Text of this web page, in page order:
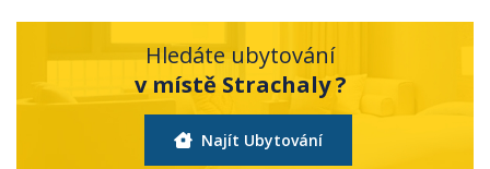
Hledáte ubytování
v místě Strachaly ?
Najít Ubytování